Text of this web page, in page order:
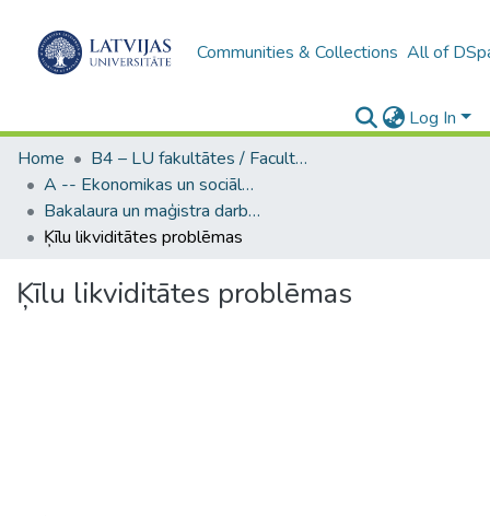
Communities & Collections All of
Log In
Home
B4 – LU fakultātes / Faculties of the UL
A -- Ekonomikas un sociālo zinātņu fakultāte / Faculty of Economics and Social Sciences
Bakalaura un maģistra darbi (ESZF) / Bachelor's and Master's theses
Ķīlu likviditātes problēmas
Ķīlu likviditātes problēmas